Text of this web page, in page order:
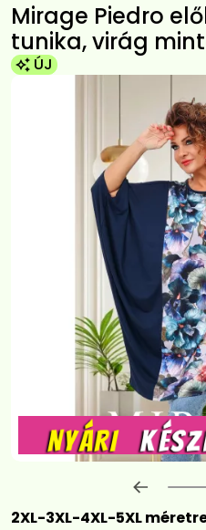
Mirage Piedro
tunika, virág
ÚJ
2XL-3XL-4XL-5XL